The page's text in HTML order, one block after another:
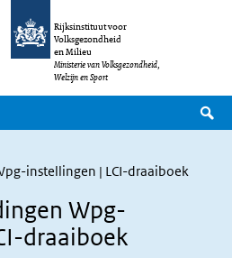
gaan
Rijksinstituut voor
Volksgezondheid
en Milieu
Ministerie van Volksgezondheid,
Welzijn en Sport
instellingen | LCI-draaiboek
Wpg-
draaiboek